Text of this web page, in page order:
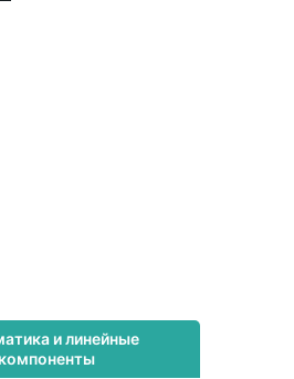
и линейные
компоненты